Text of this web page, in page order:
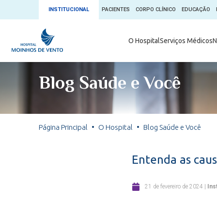
INSTITUCIONAL PACIENTES CORPO CLÍNICO EDUCAÇÃO
O HospitalServiços Médicos
Serviços Médicos
Núcleos e Especialidades
Fale com o Moinhos
Ambulatório
Comitê de
Conheça
Doação de
Escritório
Blog Saúde e Você
Página Principal O Hospital Blog Saúde e Você
Entenda as
21 de fevereiro de 2024